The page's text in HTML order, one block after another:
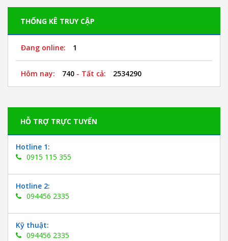
THỐNG KÊ TRUY CẬP
Đang online: 1
Hôm nay: 740 - Tất cả: 2534290
HỖ TRỢ TRỰC TUYẾN
Hotline 1:
0915 115 355
Hotline 2:
094456 2335
Kỹ thuật:
094456 2335